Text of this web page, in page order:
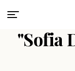
"Sofia